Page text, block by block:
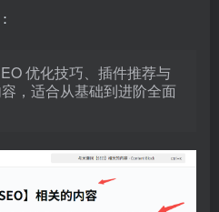
优化技巧、插件推荐与
，适合从基础到进阶全面